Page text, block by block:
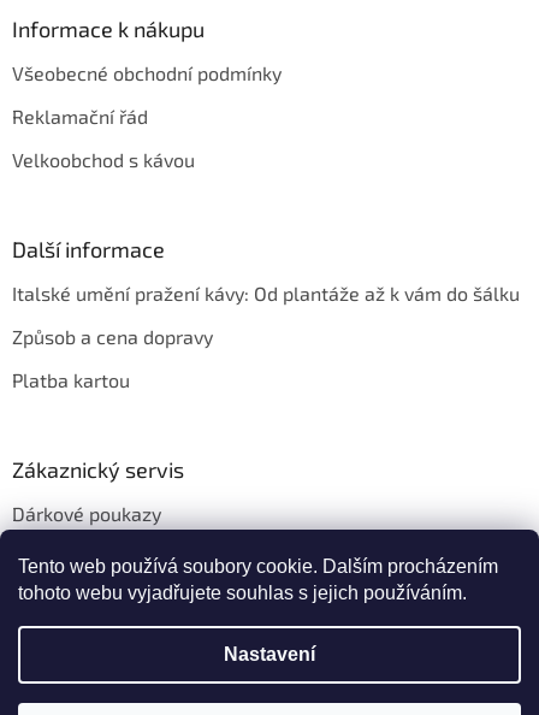
Tento web používá soubory cookie. Dalším procházením
tohoto webu vyjadřujete souhlas s jejich používáním.
Nastavení
Informace k nákupu
Všeobecné obchodní podmínky
Reklamační řád
Velkoobchod s kávou
Další informace
Italské umění pražení kávy: Od plantáže až k vám do šálku
Způsob a cena dopravy
Platba kartou
Zákaznický servis
Dárkové poukazy
Věrnostní slevy
Vytvořil Shoptet